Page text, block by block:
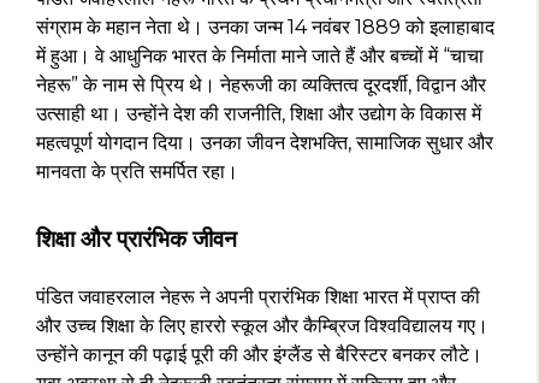
संग्राम के महान नेता थे। उनका जन्म 14 नवंबर 1889 को इलाहाबाद
में हुआ। वे आधुनिक भारत के निर्माता माने जाते हैं और बच्चों में “चाचा
नेहरू” के नाम से प्रिय थे। नेहरूजी का व्यक्तित्व दूरदर्शी, विद्वान और
उत्साही था। उन्होंने देश की राजनीति, शिक्षा और उद्योग के विकास में
महत्वपूर्ण योगदान दिया। उनका जीवन देशभक्ति, सामाजिक सुधार और
मानवता के प्रति समर्पित रहा।
शिक्षा और प्रारंभिक जीवन
पंडित जवाहरलाल नेहरू ने अपनी प्रारंभिक शिक्षा भारत में प्राप्त की
और उच्च शिक्षा के लिए हाररो स्कूल और कैम्ब्रिज विश्वविद्यालय गए।
उन्होंने कानून की पढ़ाई पूरी की और इंग्लैंड से बैरिस्टर बनकर लौटे।